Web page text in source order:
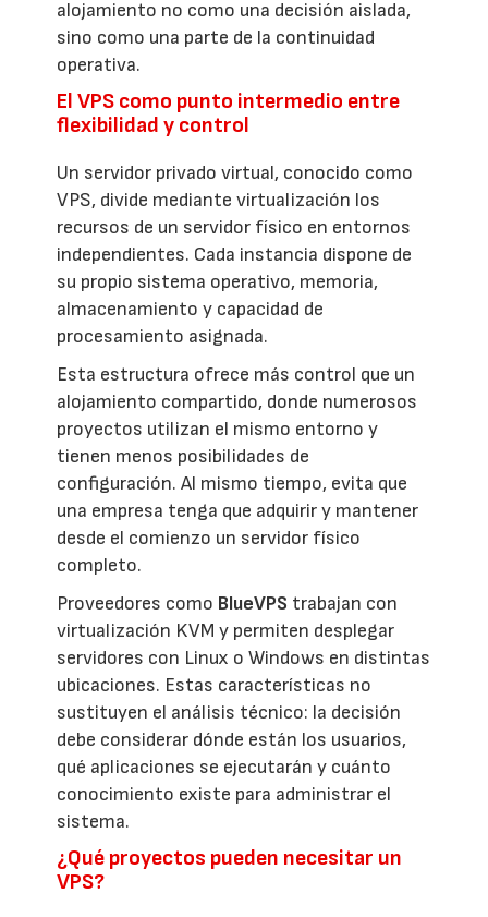
alojamiento no como una decisión aislada,
sino como una parte de la continuidad
operativa.
El VPS como punto intermedio entre
flexibilidad y control
Un servidor privado virtual, conocido como
VPS, divide mediante virtualización los
recursos de un servidor físico en entornos
independientes. Cada instancia dispone de
su propio sistema operativo, memoria,
almacenamiento y capacidad de
procesamiento asignada.
Esta estructura ofrece más control que un
alojamiento compartido, donde numerosos
proyectos utilizan el mismo entorno y
tienen menos posibilidades de
configuración. Al mismo tiempo, evita que
una empresa tenga que adquirir y mantener
desde el comienzo un servidor físico
completo.
Proveedores como BlueVPS trabajan con
virtualización KVM y permiten desplegar
servidores con Linux o Windows en distintas
ubicaciones. Estas características no
sustituyen el análisis técnico: la decisión
debe considerar dónde están los usuarios,
qué aplicaciones se ejecutarán y cuánto
conocimiento existe para administrar el
sistema.
¿Qué proyectos pueden necesitar un
VPS?